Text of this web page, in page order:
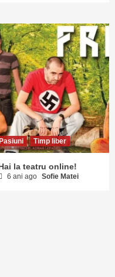
Timp liber
la teatru online!
6 ani ago Sofie Matei